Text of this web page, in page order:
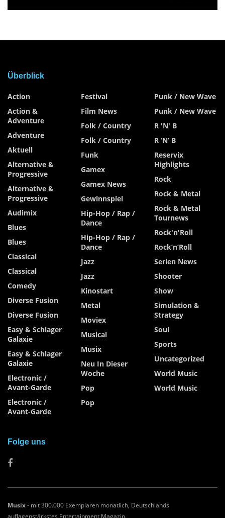
Überblick
Action
Action &
Adventure
Adventure
Aktuell
Alternative &
Progressive
Alternative &
Progressive
Audimix
Blues
Blues
Classical
Classical
Comedy
Diverse Fusion
Diverse Fusion
Easy & Schlager
Galaxie
Easy & Schlager
Galaxie
Electronic /
Avant-Garde
Electronic /
Avant-Garde
Festival
Film News
Folk / Country
Folk / Country
Funk
Gamex
Gamex News
Gewinnspiel
Hip-Hop / Rap /
Dance
Hip-Hop / Rap /
Dance
Jazz
Jazz
Kinostart
Metal
Moviex
Musical
Musix
Neu In Dieser
Woche
Pop
Pop
Punk / New Wave
Punk / New Wave
R 'n' B
R ‘n’ B
Reservix
Highlights
Rock
Rock & Metal
Rock & Metal
Tournews
Rock'n'Roll
Rock’n’Roll
Serien News
Shooter
Show
Simulation &
Strategy
Soul
Sports
Uncategorized
World Music
World Music
Folge uns
Musix- mit 300.000 Exemplaren monatlich, Deutschlands
auflagenstärkstes Entertainment Magazin.